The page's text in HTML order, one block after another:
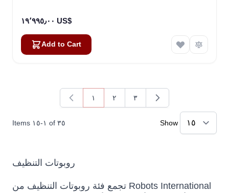
١٩٬٩٩٥٫٠٠ US$
Add to Cart
Items ١-١٥ of ٣٥
You're currently reading page
١
Page
٢
Page
٣
Show
روبوتات التنظيف
تجمع فئة روبوتات التنظيف من Robots International